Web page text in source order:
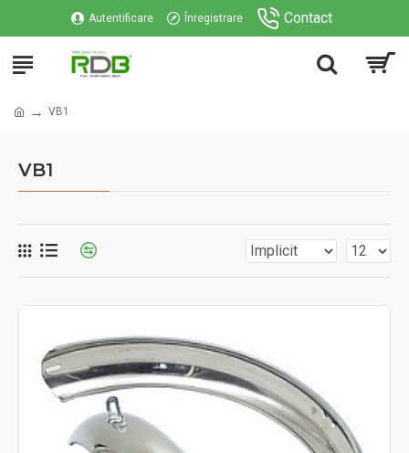
Autentificare Înregistrare Contact
VB1
VB1